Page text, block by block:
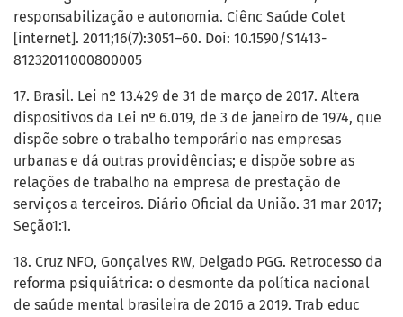
responsabilização e autonomia. Ciênc Saúde Colet
[internet]. 2011;16(7):3051–60. Doi: 10.1590/S1413-
81232011000800005
17. Brasil. Lei nº 13.429 de 31 de março de 2017. Altera
dispositivos da Lei nº 6.019, de 3 de janeiro de 1974, que
dispõe sobre o trabalho temporário nas empresas
urbanas e dá outras providências; e dispõe sobre as
relações de trabalho na empresa de prestação de
serviços a terceiros. Diário Oficial da União. 31 mar 2017;
Seção1:1.
18. Cruz NFO, Gonçalves RW, Delgado PGG. Retrocesso da
reforma psiquiátrica: o desmonte da política nacional
de saúde mental brasileira de 2016 a 2019. Trab educ